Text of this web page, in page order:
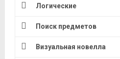
Логические
Поиск предметов
Визуальная новелла